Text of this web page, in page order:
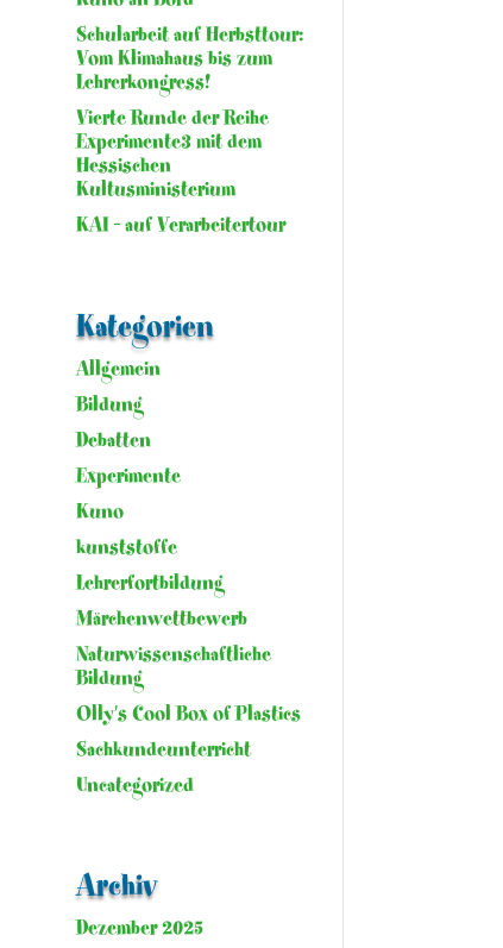
Schularbeit auf Herbsttour:
Vom Klimahaus bis zum
Lehrerkongress!
Vierte Runde der Reihe
Experimente3 mit dem
Hessischen
Kultusministerium
KAI – auf Verarbeitertour
Kategorien
Allgemein
Bildung
Debatten
Experimente
Kuno
kunststoffe
Lehrerfortbildung
Märchenwettbewerb
Naturwissenschaftliche
Bildung
Olly's Cool Box of Plastics
Sachkundeunterricht
Uncategorized
Archiv
Dezember 2025